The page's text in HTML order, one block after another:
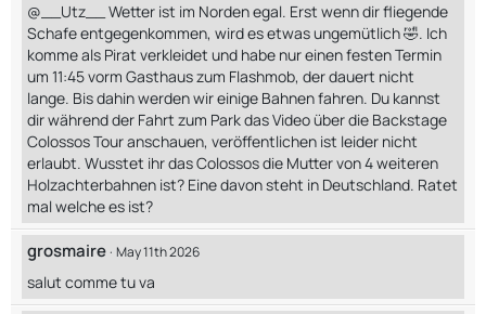
@__Utz__ Wetter ist im Norden egal. Erst wenn dir fliegende
Schafe entgegenkommen, wird es etwas ungemütlich 🤣. Ich
komme als Pirat verkleidet und habe nur einen festen Termin
um 11:45 vorm Gasthaus zum Flashmob, der dauert nicht
lange. Bis dahin werden wir einige Bahnen fahren. Du kannst
dir während der Fahrt zum Park das Video über die Backstage
Colossos Tour anschauen, veröffentlichen ist leider nicht
erlaubt. Wusstet ihr das Colossos die Mutter von 4 weiteren
Holzachterbahnen ist? Eine davon steht in Deutschland. Ratet
mal welche es ist?
grosmaire May 11th 2026
salut comme tu va